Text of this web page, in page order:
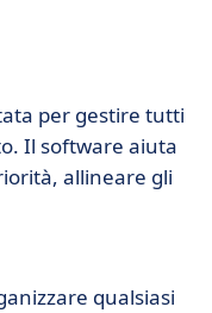
per gestire tutti
Il software aiuta
allineare gli
qualsiasi